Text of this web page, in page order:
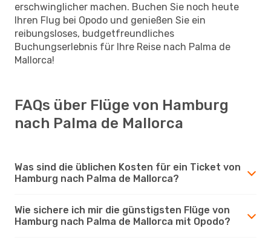
erschwinglicher machen. Buchen Sie noch heute
Ihren Flug bei Opodo und genießen Sie ein
reibungsloses, budgetfreundliches
Buchungserlebnis für Ihre Reise nach Palma de
Mallorca!
FAQs über Flüge von Hamburg
nach Palma de Mallorca
Was sind die üblichen Kosten für ein Ticket von
Hamburg nach Palma de Mallorca?
Wie sichere ich mir die günstigsten Flüge von
Hamburg nach Palma de Mallorca mit Opodo?